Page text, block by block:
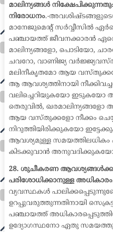
മാലിന്യങ്ങൾ
നിരോധനം.-
മാനേജുമെന്റ് സർവ്വീസിൽ
പഞ്ചായത്ത് ജീവനക്കാരൻ
മാലിന്യങ്ങളോ, പൊടിയോ,
ചവറോ, വാണിജ്യ
മലിനീകൃതമോ ആയ
ആ ആവശ്യത്തിനായി
വലിച്ചെറിയുകയോ ഇടുകയോ
തെരുവിൽ,
ആയ വസ്തുക്കളോ നീക്കം
നിറുത്തിയിരിക്കുകയോ
ആവശ്യമുള്ള
കിടക്കുവാൻ അനുവദിക്കുകയോ
28. ശുചീകരണ
പരിശോധിക്കാനുള്ള അധികാരം
വ്യവസ്ഥകൾ
ഉറപ്പുവരുത്തുന്നതിനായി
പഞ്ചായത്ത്
ഉദ്യോഗസ്ഥനോ ഏതു